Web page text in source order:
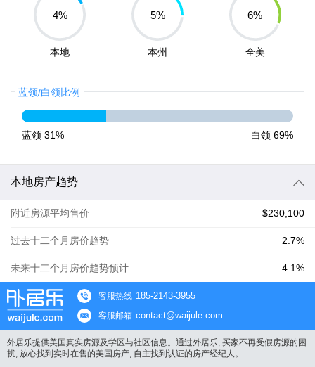
4%
本地
5%
本州
6%
全美
蓝领/白领比例
蓝领 31% 白领 69%
本地房产趋势
附近房源平均售价 $230,100
过去十二个月房价趋势 2.7%
未来十二个月房价趋势预计 4.1%
客服热线 185-2143-3955
客服邮箱 contact@waijule.com
外居乐提供美国真实房源及学区与社区信息。通过外居乐, 买家不再受假房源的困
扰, 放心找到实时在售的美国房产, 自主找到认证的房产经纪人。